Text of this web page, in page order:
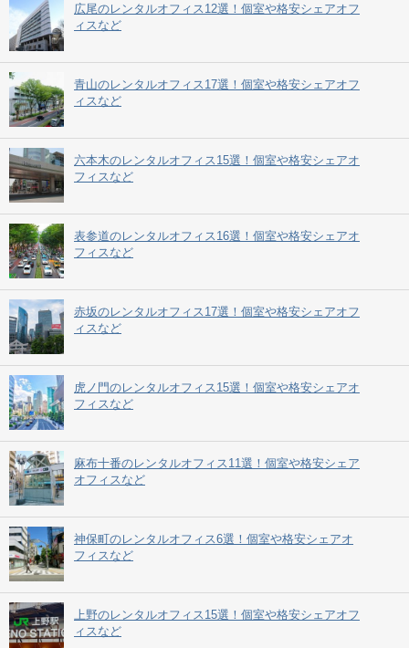
広尾のレンタルオフィス12選！個室や格安シェアオフ
ィスなど
青山のレンタルオフィス17選！個室や格安シェアオフ
ィスなど
六本木のレンタルオフィス15選！個室や格安シェアオ
フィスなど
表参道のレンタルオフィス16選！個室や格安シェアオ
フィスなど
赤坂のレンタルオフィス17選！個室や格安シェアオフ
ィスなど
虎ノ門のレンタルオフィス15選！個室や格安シェアオ
フィスなど
麻布十番のレンタルオフィス11選！個室や格安シェア
オフィスなど
神保町のレンタルオフィス6選！個室や格安シェアオ
フィスなど
上野のレンタルオフィス15選！個室や格安シェアオフ
ィスなど